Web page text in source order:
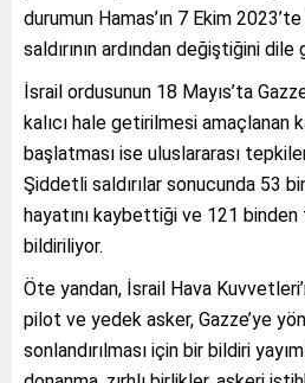
durumun Hamas’ın 7 Ekim
saldırının ardından değiştiğini dile
İsrail ordusunun 18 Mayıs’ta
kalıcı hale getirilmesi amaçlanan
başlatması ise uluslararası
Şiddetli saldırılar sonucunda 53
hayatını kaybettiği ve 121 binden
bildiriliyor.
Öte yandan, İsrail Hava
pilot ve yedek asker, Gazze’ye
sonlandırılması için bir bildiri